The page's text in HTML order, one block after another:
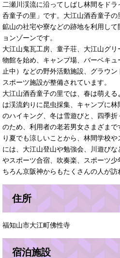
二瀬川渓流に沿ってしばし林間をド
呑童子の里」です。大江山酒呑童子
鉱山の社宅や寮などの跡地を利用し
ョンゾーンです。
大江山鬼瓦工房、童子荘、大江山グ
物館を始め、キャンプ場、バーベキ
止中）などの野外活動施設、グラウ
スポーツ施設が整備されています。
大江山酒呑童子の里では、春は萌え
は渓流釣りに昆虫採集、キャンプに
のハイキング、冬は雪遊びと、四季
のため、利用者の老若男女さまざま
り夏でも涼しいことから、林間学校
には、大江山登山や勉強会、川遊び
やスポーツ合宿、吹奏楽、スポーツ
ちろん京阪神からもたくさんの人が訪
住所
福知山市大江町佛性寺
宿泊施設